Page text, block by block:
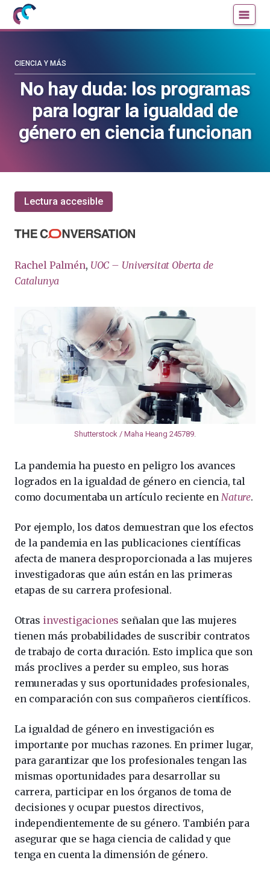
Mujeres
con
Científica
blog
Científica
No hay duda: los programas
para lograr la igualdad de
género en ciencia funcionan
CIENCIA Y MÁS
Lectura accesible
Rachel Palmén, UOC – Universitat Oberta de
Catalunya
Shutterstock / Maha Heang 245789.
La pandemia ha puesto en peligro los avances
logrados en la igualdad de género en ciencia, tal
como documentaba un artículo reciente enNature.
Por ejemplo, los datos demuestran que los efectos
de la pandemia en las publicaciones científicas
afecta de manera desproporcionada a las mujeres
investigadoras que aún están en las primeras
etapas de su carrera profesional.
Otras investigaciones señalan que las mujeres
tienen más probabilidades de suscribir contratos
de trabajo de corta duración. Esto implica que son
más proclives a perder su empleo, sus horas
remuneradas y sus oportunidades profesionales,
en comparación con sus compañeros científicos.
La igualdad de género en investigación es
importante por muchas razones. En primer lugar,
para garantizar que los profesionales tengan las
mismas oportunidades para desarrollar su
carrera, participar en los órganos de toma de
decisiones y ocupar puestos directivos,
independientemente de su género. También para
asegurar que se haga ciencia de calidad y que
tenga en cuenta la dimensión de género.